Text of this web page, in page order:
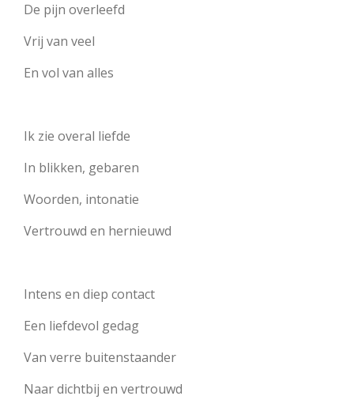
De pijn overleefd
Vrij van veel
En vol van alles
Ik zie overal liefde
In blikken, gebaren
Woorden, intonatie
Vertrouwd en hernieuwd
Intens en diep contact
Een liefdevol gedag
Van verre buitenstaander
Naar dichtbij en vertrouwd